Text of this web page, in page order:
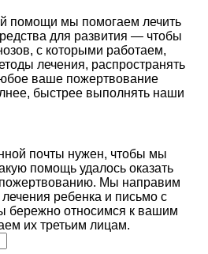
помощи мы помогаем лечить
для развития — чтобы
с которыми работаем,
лечения, распространять
ваше пожертвование
быстрее выполнять наши
почты нужен, чтобы мы
помощь удалось оказать
Мы направим
лечения ребенка и письмо с
бережно относимся к вашим
их третьим лицам.